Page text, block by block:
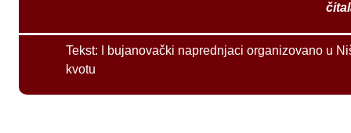
Tekst:
I bujanovački naprednjaci organizovano u
kvotu